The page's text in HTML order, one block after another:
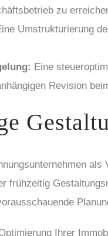
zu
Umstrukturierung
Eine
Revision
frühzeitig
Ihrer